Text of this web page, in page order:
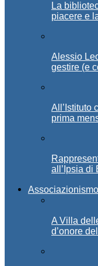
La
piacere e
Alessio
gestire (e
All’Istituto
prima
all’Ipsia di
Associazionismo
A Villa
d’onore